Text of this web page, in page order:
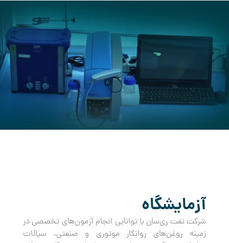
آزمایشگاه
شرکت نفت ری‌سان با توانایی انجام آزمون‌های تخصصی در
زمینه روغن‌های روانکار موتوری و صنعتی، سیالات